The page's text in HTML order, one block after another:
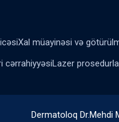
Xal müayinəsi və
cərrahiyyəsiLazer
Dermatoloq Dr.Mehdi